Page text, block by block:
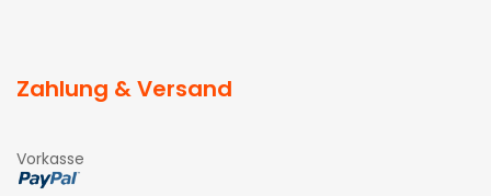
Zahlung & Versand
Vorkasse